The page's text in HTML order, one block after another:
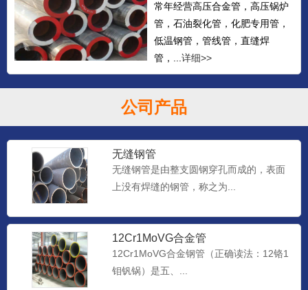
常年经营高压合金管，高压锅炉
管，石油裂化管，化肥专用管，
低温钢管，管线管，直缝焊
管，...详细>>
公司产品
无缝钢管
无缝钢管是由整支圆钢穿孔而成的，表面
上没有焊缝的钢管，称之为...
12Cr1MoVG合金管
12Cr1MoVG合金钢管（正确读法：12铬1
钼钒锅）是五、...